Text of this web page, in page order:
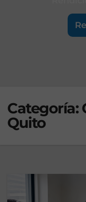
Categoría:
Quito